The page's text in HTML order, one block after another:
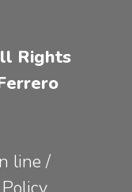
Rights
line /